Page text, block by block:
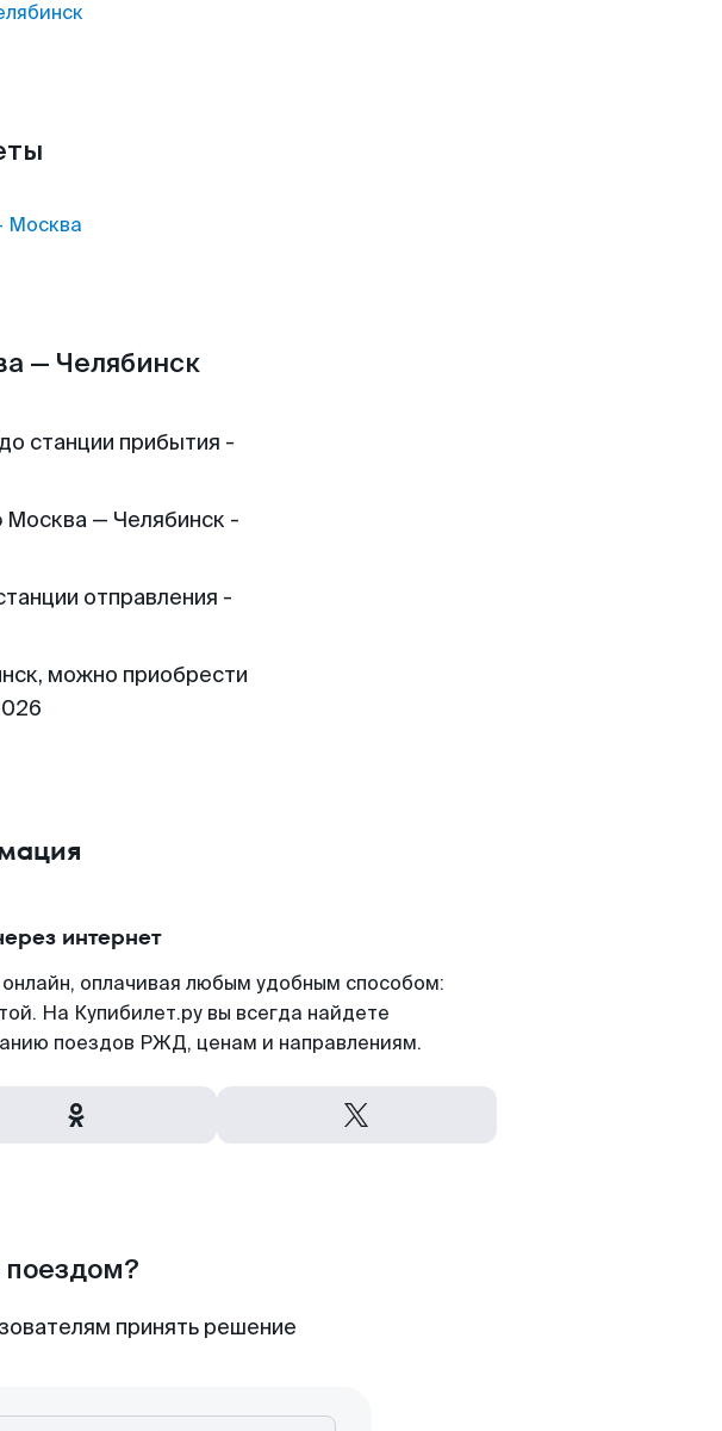
Москва
— Челябинск
станции прибытия -
Москва — Челябинск -
отправления -
можно приобрести
интернет
оплачивая любым удобным способом:
На Купибилет.ру вы всегда найдете
поездов РЖД, ценам и направлениям.
поездом?
принять решение